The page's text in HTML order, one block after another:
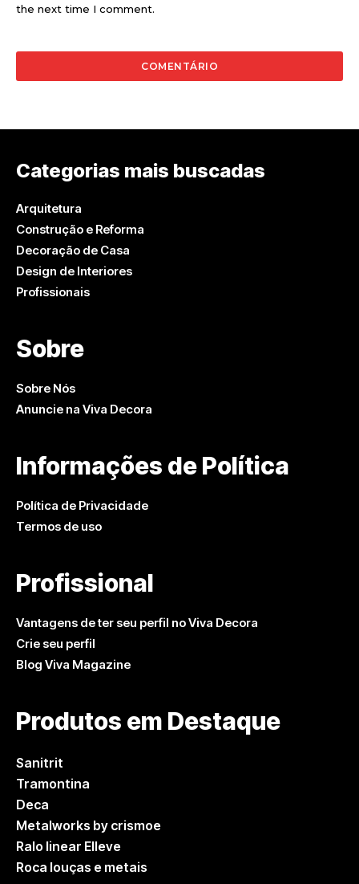
the next time I comment.
Categorias mais buscadas
Arquitetura
Construção e Reforma
Decoração de Casa
Design de Interiores
Profissionais
Sobre
Sobre Nós
Anuncie na Viva Decora
Informações de Política
Política de Privacidade
Termos de uso
Profissional
Vantagens de ter seu perfil no Viva Decora
Crie seu perfil
Blog Viva Magazine
Produtos em Destaque
Sanitrit
Tramontina
Deca
Metalworks by crismoe
Ralo linear Elleve
Roca louças e metais